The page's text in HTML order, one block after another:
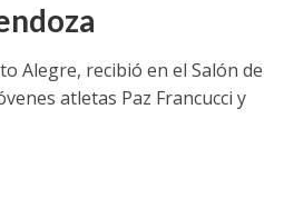
Alegre, recibió en el Salón de
atletas Paz Francucci y